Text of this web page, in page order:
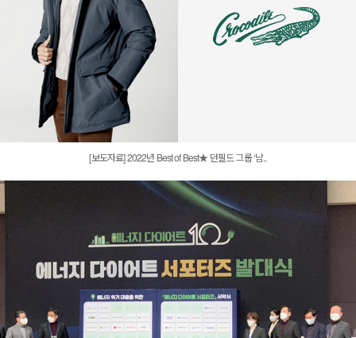
[보도자료] 2022년 Best of Best★ 던필드 그룹 ‘남..